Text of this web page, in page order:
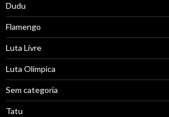
Dudu
Flamengo
Luta Livre
Luta Olímpica
Sem categoria
Tatu